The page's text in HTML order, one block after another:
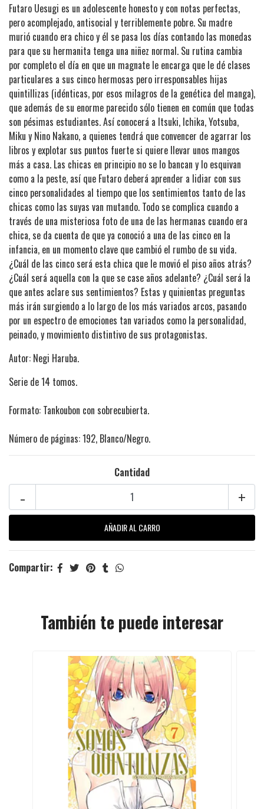
Futaro Uesugi es un adolescente honesto y con notas perfectas,
pero acomplejado, antisocial y terriblemente pobre. Su madre
murió cuando era chico y él se pasa los días contando las monedas
para que su hermanita tenga una niñez normal. Su rutina cambia
por completo el día en que un magnate le encarga que le dé clases
particulares a sus cinco hermosas pero irresponsables hijas
quintillizas (idénticas, por esos milagros de la genética del manga),
que además de su enorme parecido sólo tienen en común que todas
son pésimas estudiantes. Así conocerá a Itsuki, Ichika, Yotsuba,
Miku y Nino Nakano, a quienes tendrá que convencer de agarrar los
libros y explotar sus puntos fuerte si quiere llevar unos mangos
más a casa. Las chicas en principio no se lo bancan y lo esquivan
como a la peste, así que Futaro deberá aprender a lidiar con sus
cinco personalidades al tiempo que los sentimientos tanto de las
chicas como las suyas van mutando. Todo se complica cuando a
través de una misteriosa foto de una de las hermanas cuando era
chica, se da cuenta de que ya conoció a una de las cinco en la
infancia, en un momento clave que cambió el rumbo de su vida.
¿Cuál de las cinco será esta chica que le movió el piso años atrás?
¿Cuál será aquella con la que se case años adelante? ¿Cuál será la
que antes aclare sus sentimientos? Estas y quinientas preguntas
más irán surgiendo a lo largo de los más variados arcos, pasando
por un espectro de emociones tan variados como la personalidad,
peinado, y movimiento distintivo de sus protagonistas.
Autor: Negi Haruba.
Serie de 14 tomos.
Formato: Tankoubon con sobrecubierta.
Número de páginas: 192, Blanco/Negro.
Cantidad
+
-
Compartir:
También te puede interesar